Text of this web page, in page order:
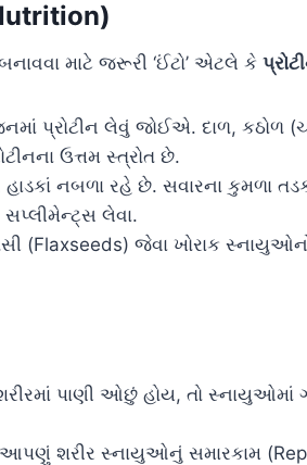
માટે જરૂરી ‘ઈંટો’ એટલે કે
પ્રોટીન લેવું જોઈએ. દાળ, કઠોળ
ઉત્તમ સ્ત્રોત છે.
નબળા રહે છે. સવારના કુમળા
લેવા.
જેવા ખોરાક
પાણી ઓછું હોય, તો સ્નાયુઓમાં
શરીર સ્નાયુઓનું સમારકામ